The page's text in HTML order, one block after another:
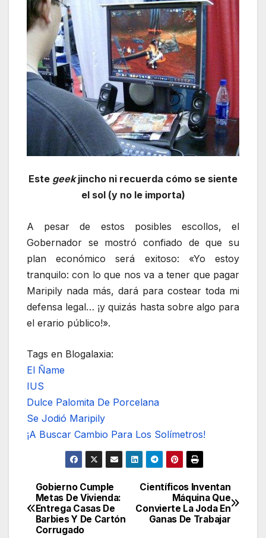
Este geekjincho ni recuerda cómo se siente
el sol (y no le importa)
A pesar de estos posibles escollos, el
Gobernador se mostró confiado de que su
plan económico será exitoso: «Yo estoy
tranquilo: con lo que nos va a tener que pagar
Maripily nada más, dará para costear toda mi
defensa legal… ¡y quizás hasta sobre algo para
el erario público!».
Tags en Blogalaxia:
El Ñame
IUS
Dulce Palomita De Porcelana
Se Jodió Maripily
¡A Buscar Cambio Para Los Solímetros!
Navegación
de
Científicos Inventan
Máquina Que
Convierte La Joda En
Ganas De Trabajar
Gobierno Cumple
Metas De Vivienda:
Entrega Casas De
Barbies Y De Cartón
Corrugado